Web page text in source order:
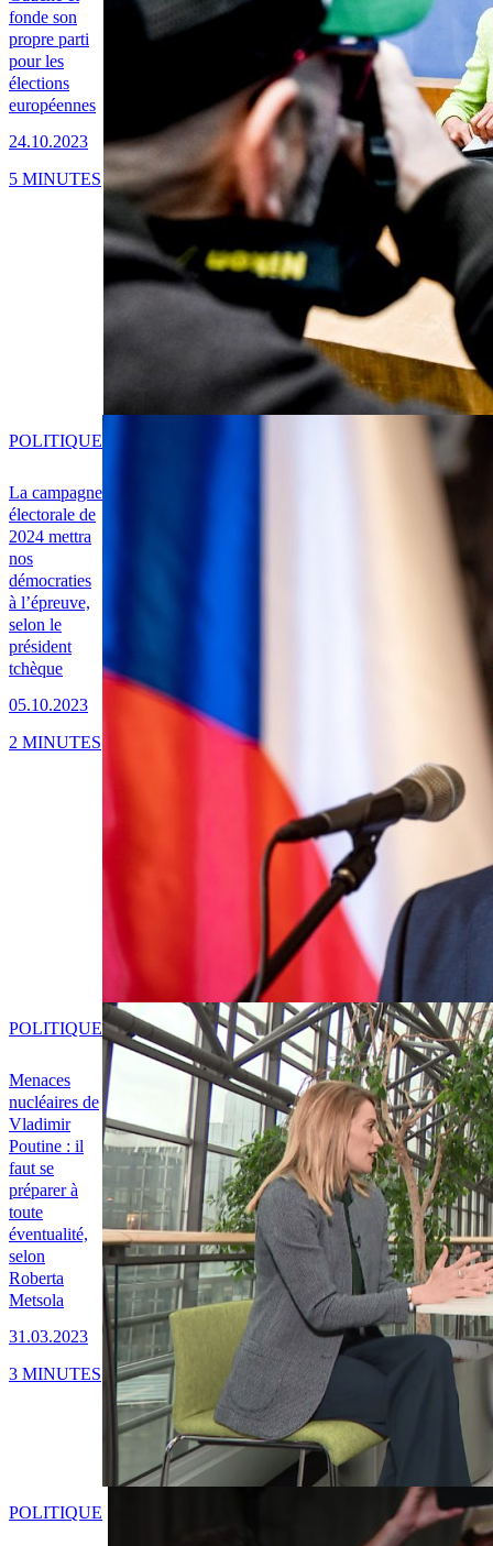
fonde son
propre parti
pour les
élections
européennes
24.10.2023
5 MINUTES
La campagne
électorale de
2024 mettra
nos
démocraties
à l’épreuve,
selon le
président
tchèque
05.10.2023
POLITIQUE
2 MINUTES
Menaces
nucléaires de
Vladimir
Poutine : il
faut se
préparer à
toute
éventualité,
selon
Roberta
Metsola
31.03.2023
POLITIQUE
3 MINUTES
POLITIQUE